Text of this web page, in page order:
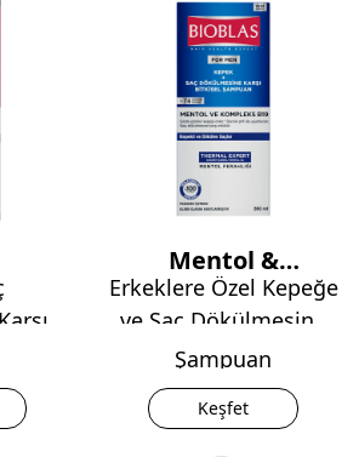
Mentol &
Kompleks B19
Erkeklere Özel Kepeğe
ve Saç Dökülmesine
Karşı
Şampuan
Keşfet